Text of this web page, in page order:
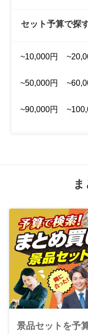
セット予算で探
~10,000円
~50,000円
~90,000円
景品セットを予